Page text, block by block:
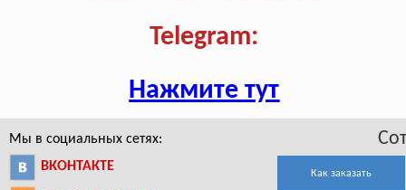
Telegram:
Нажмите тут
Мы в социальных сетях:
ВКОНТАКТЕ
Как заказать